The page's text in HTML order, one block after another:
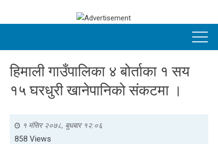
हिमाली गाउँपालिका ४ बोर्ताका १ सय
१५ घरधुरी खानेपानिको संकटमा ।
१ मंसिर २०७८, बुधबार १२:०६
858 Views